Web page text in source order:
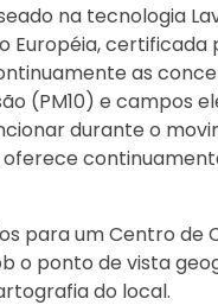
na tecnologia
Européia,
as
(PM10) e campos
durante o
para um Centro
ponto de vista
do local.